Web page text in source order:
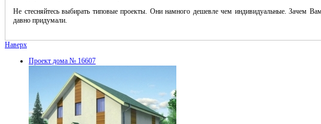
Не стесняйтесь выбирать типовые проекты. Они намного дешевле чем индивидуальные. Зачем
давно придумали.
Наверх
Проект дома № 16607